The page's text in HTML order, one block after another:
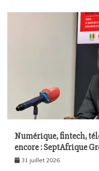
Numérique, fintech,
encore : SeptAfrique
l’économie sénégalaise
31 juillet 2026